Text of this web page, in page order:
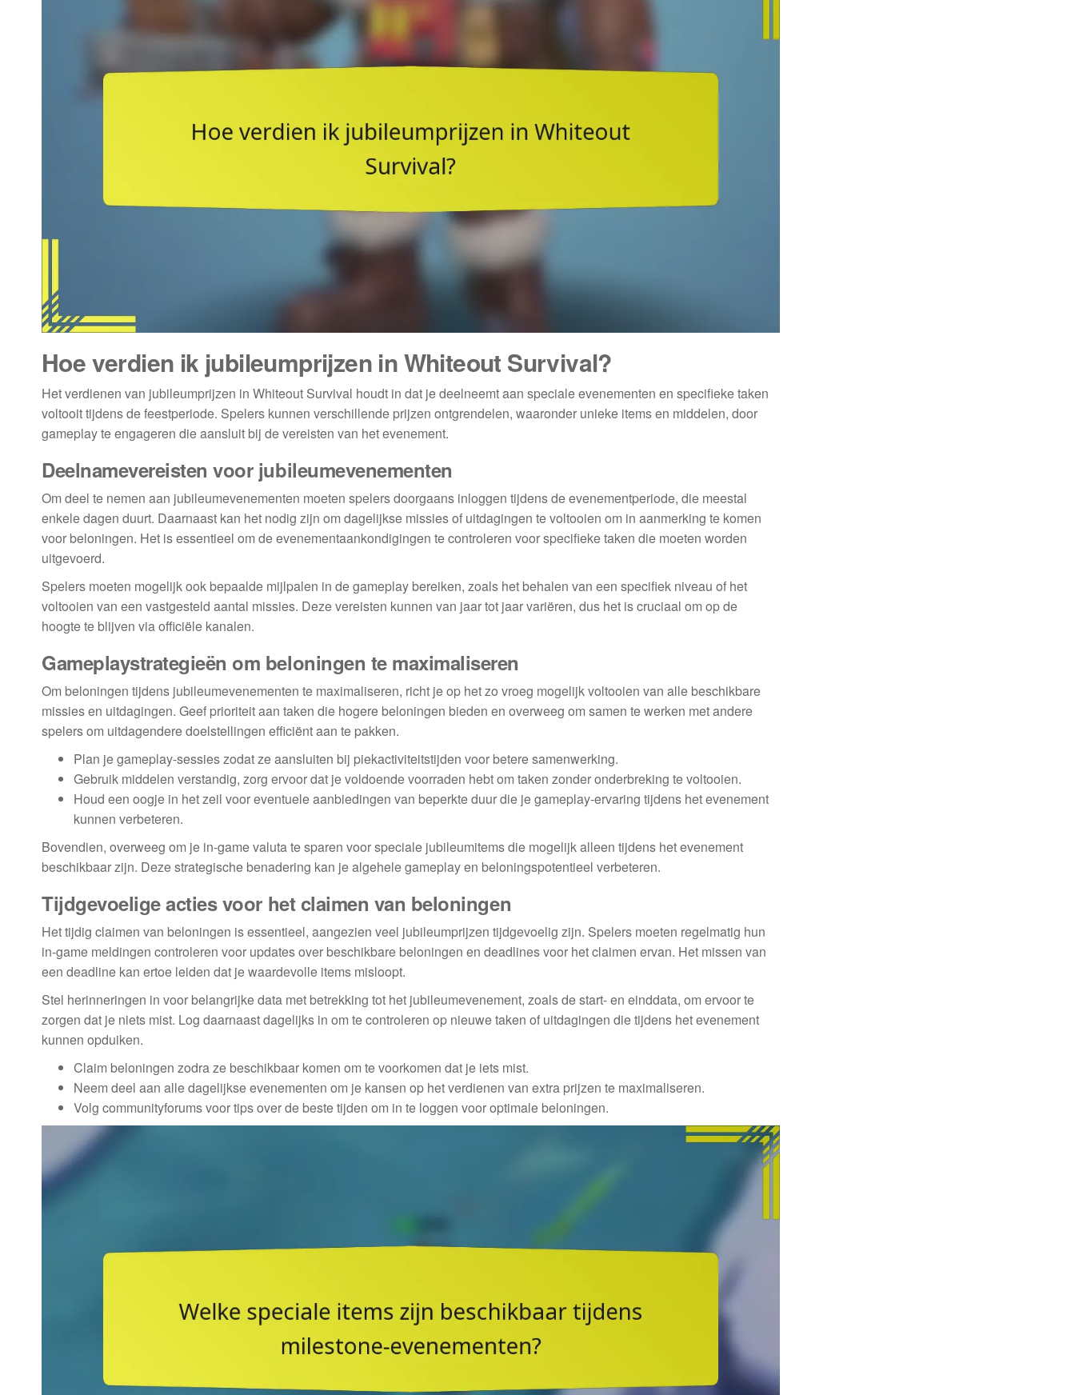
Hoe verdien ik jubileumprijzen in Whiteout Survival?
Het verdienen van jubileumprijzen in Whiteout Survival houdt in dat je deelneemt aan speciale evenementen en specifieke taken
voltooit tijdens de feestperiode. Spelers kunnen verschillende prijzen ontgrendelen, waaronder unieke items en middelen, door
gameplay te engageren die aansluit bij de vereisten van het evenement.
Deelnamevereisten voor jubileumevenementen
Om deel te nemen aan jubileumevenementen moeten spelers doorgaans inloggen tijdens de evenementperiode, die meestal
enkele dagen duurt. Daarnaast kan het nodig zijn om dagelijkse missies of uitdagingen te voltooien om in aanmerking te komen
voor beloningen. Het is essentieel om de evenementaankondigingen te controleren voor specifieke taken die moeten worden
uitgevoerd.
Spelers moeten mogelijk ook bepaalde mijlpalen in de gameplay bereiken, zoals het behalen van een specifiek niveau of het
voltooien van een vastgesteld aantal missies. Deze vereisten kunnen van jaar tot jaar variëren, dus het is cruciaal om op de
hoogte te blijven via officiële kanalen.
Gameplaystrategieën om beloningen te maximaliseren
Om beloningen tijdens jubileumevenementen te maximaliseren, richt je op het zo vroeg mogelijk voltooien van alle beschikbare
missies en uitdagingen. Geef prioriteit aan taken die hogere beloningen bieden en overweeg om samen te werken met andere
spelers om uitdagendere doelstellingen efficiënt aan te pakken.
Plan je gameplay-sessies zodat ze aansluiten bij piekactiviteitstijden voor betere samenwerking.
Gebruik middelen verstandig, zorg ervoor dat je voldoende voorraden hebt om taken zonder onderbreking te voltooien.
Houd een oogje in het zeil voor eventuele aanbiedingen van beperkte duur die je gameplay-ervaring tijdens het evenement
kunnen verbeteren.
Bovendien, overweeg om je in-game valuta te sparen voor speciale jubileumitems die mogelijk alleen tijdens het evenement
beschikbaar zijn. Deze strategische benadering kan je algehele gameplay en beloningspotentieel verbeteren.
Tijdgevoelige acties voor het claimen van beloningen
Het tijdig claimen van beloningen is essentieel, aangezien veel jubileumprijzen tijdgevoelig zijn. Spelers moeten regelmatig hun
in-game meldingen controleren voor updates over beschikbare beloningen en deadlines voor het claimen ervan. Het missen van
een deadline kan ertoe leiden dat je waardevolle items misloopt.
Stel herinneringen in voor belangrijke data met betrekking tot het jubileumevenement, zoals de start- en einddata, om ervoor te
zorgen dat je niets mist. Log daarnaast dagelijks in om te controleren op nieuwe taken of uitdagingen die tijdens het evenement
kunnen opduiken.
Claim beloningen zodra ze beschikbaar komen om te voorkomen dat je iets mist.
Neem deel aan alle dagelijkse evenementen om je kansen op het verdienen van extra prijzen te maximaliseren.
Volg communityforums voor tips over de beste tijden om in te loggen voor optimale beloningen.